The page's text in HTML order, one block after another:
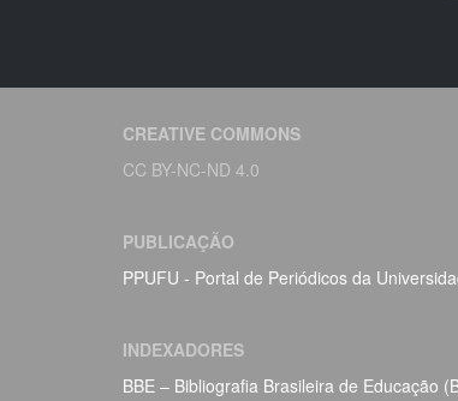
CREATIVE COMMONS
CC BY-NC-ND 4.0
PUBLICAÇÃO
PPUFU - Portal de Periódicos da
INDEXADORES
BBE – Bibliografia Brasileira de Educação